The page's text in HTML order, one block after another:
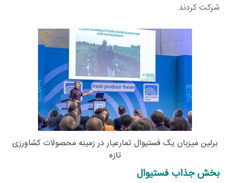
شرکت کردند.
برلین میزبان یک فستیوال تمارعیار در زمینه محصولات کشاورزی
تازه
بخش جذاب فستیوال